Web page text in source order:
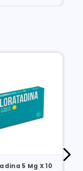
5 Mg X 10